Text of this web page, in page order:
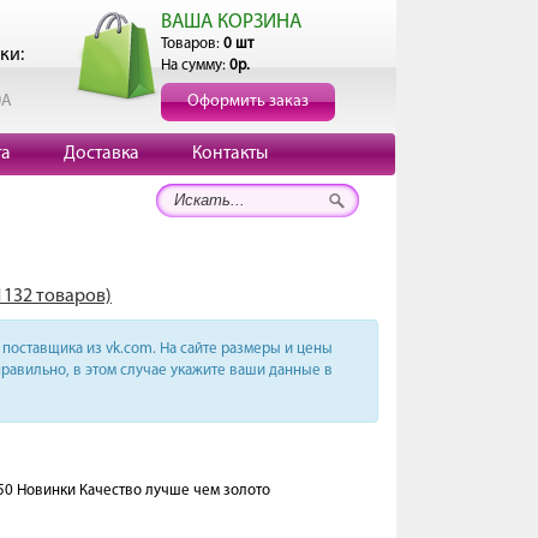
ВАША КОРЗИНА
Товаров: 0 шт
На сумму: 0р.
Оформить заказ
Доставка Контакты
товаров)
из vk.com. На сайте размеры и цены
в этом случае укажите ваши данные в
Новинки Качество лучше чем золото